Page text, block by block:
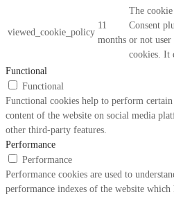
viewed_cookie_policy
11
months
The
Consent
or not user
cookies. It
Functional
Functional
Functional cookies help to perform
content of the website on social media
other third-party features.
Performance
Performance
Performance cookies are used to
performance indexes of the website